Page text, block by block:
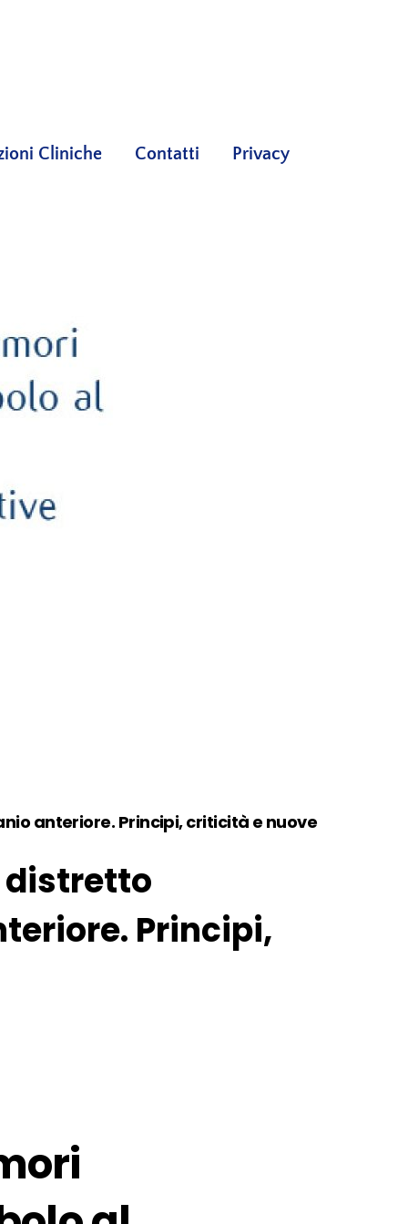
Cliniche Contatti Privacy
anteriore. Principi, criticità e nuove
distretto
Principi,